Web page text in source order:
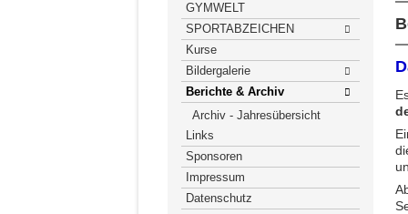
GYMWELT
SPORTABZEICHEN
Kurse
Bildergalerie
Berichte & Archiv
Archiv - Jahresübersicht
Links
Sponsoren
Impressum
Datenschutz